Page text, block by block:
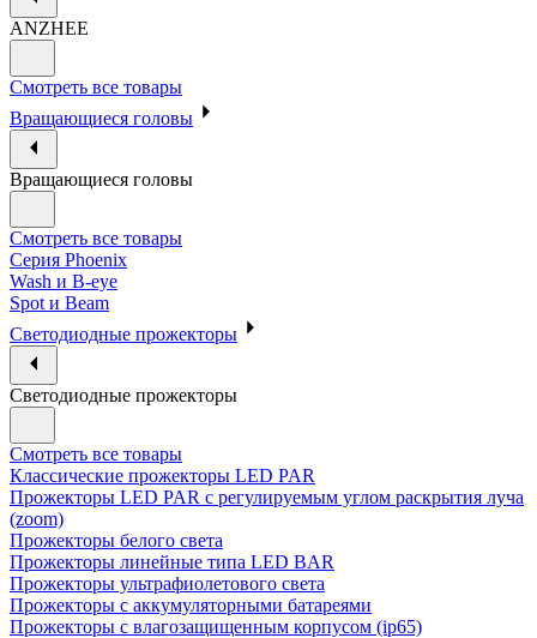
ANZHEE
Смотреть все товары
Вращающиеся головы
Вращающиеся головы
Смотреть все товары
Cерия Phoenix
Wash и B-eye
Spot и Beam
Cветодиодные прожекторы
Cветодиодные прожекторы
Смотреть все товары
Классические прожекторы LED PAR
Прожекторы LED PAR c регулируемым углом раскрытия луча
(zoom)
Прожекторы белого света
Прожекторы линейные типа LED BAR
Прожекторы ультрафиолетового света
Прожекторы с аккумуляторными батареями
Прожекторы с влагозащищенным корпусом (ip65)